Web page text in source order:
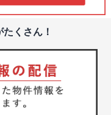
くさん！